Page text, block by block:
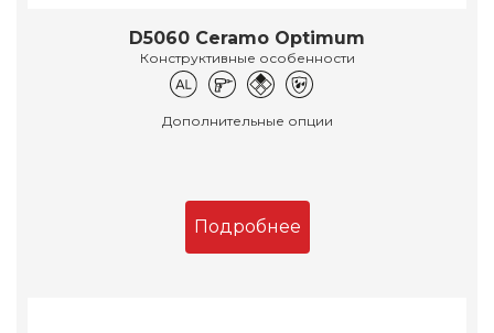
D5060 Ceramo Optimum
Конструктивные особенности
Дополнительные опции
Подробнее